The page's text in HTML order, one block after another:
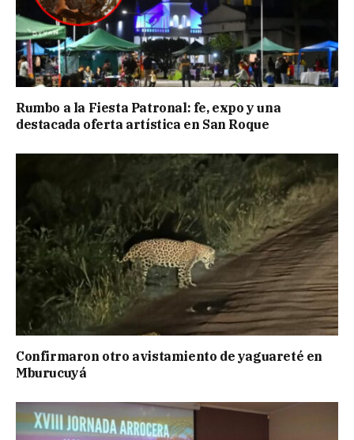
Rumbo a la Fiesta Patronal: fe, expo y una
destacada oferta artística en San Roque
Confirmaron otro avistamiento de yaguareté en
Mburucuyá